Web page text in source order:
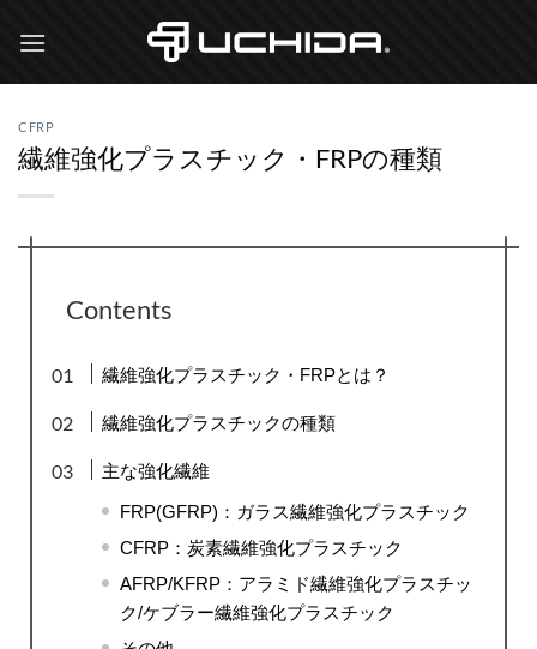
CFRP
繊維強化プラスチック・FRPの種類
Contents
繊維強化プラスチック・FRPとは？
繊維強化プラスチックの種類
主な強化繊維
FRP(GFRP)： ガラス繊維強化プラスチック
CFRP：炭素繊維強化プラスチック
AFRP/KFRP：アラミド繊維強化プラスチッ
ク/ケブラー繊維強化プラスチック